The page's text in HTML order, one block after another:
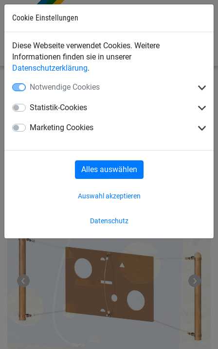
Cookie Einstellungen
Diese Webseite verwendet Cookies. Weitere
Informationen finden sie in unserer
Datenschutzerklärung.
Notwendige Cookies
Statistik-Cookies
Marketing Cookies
Datenschutz
Auswahl akzeptieren
Alles auswählen
Seilspielgeräte Seilparcours "Haiger" für Stahlpfosten
Tor- und Kletterwand